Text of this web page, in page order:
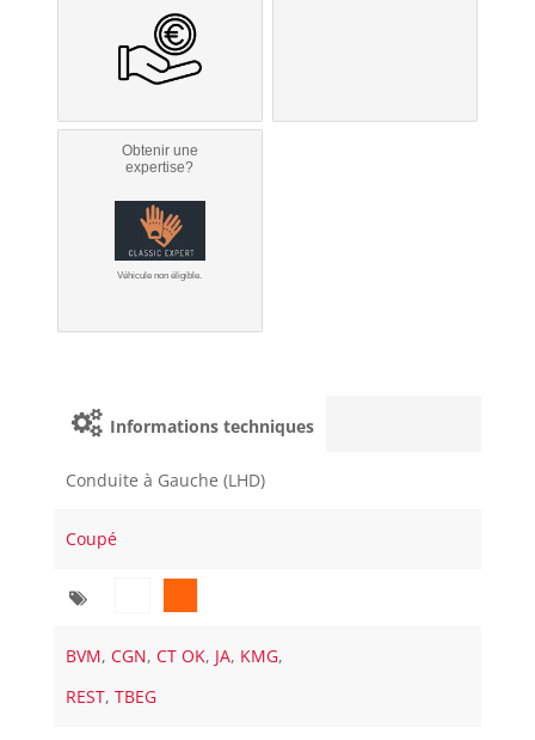
Obtenir une
expertise?
Véhicule non éligible.
Informations techniques
Conduite à Gauche (LHD)
Coupé
BVM,CGN,CT OK, JA, KMG,
REST,TBEG